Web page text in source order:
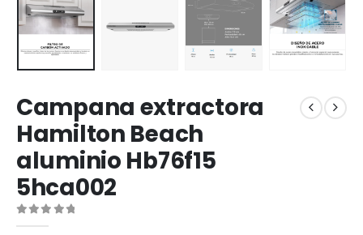
Campana extractora
Hamilton Beach
aluminio Hb76f15
5hca002
0out of 5